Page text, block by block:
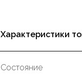
Характеристики
Состояние